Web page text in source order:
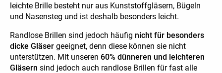
leichte Brille besteht nur aus Kunststoffgläsern, Bügeln
und Nasensteg und ist deshalb besonders leicht.
Randlose Brillen sind jedoch häufig nicht für besonders
dicke Gläser geeignet, denn diese können sie nicht
unterstützen. Mit unseren 60% dünneren und leichteren
Gläsern sind jedoch auch randlose Brillen für fast alle